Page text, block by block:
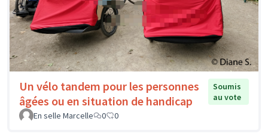
Un vélo tandem pour les personnes
âgées ou en situation de handicap
Soumis
au vote
En selle Marcelle
0 0